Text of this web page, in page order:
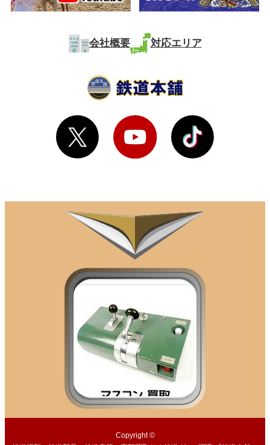
会社概要 対応エリア
Copyright ©